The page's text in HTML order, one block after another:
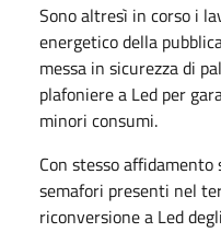
Sono altresì in corso i
energetico della
messa in sicurezza di
plafoniere a Led per
minori consumi.
Con stesso
semafori presenti nel
riconversione a Led